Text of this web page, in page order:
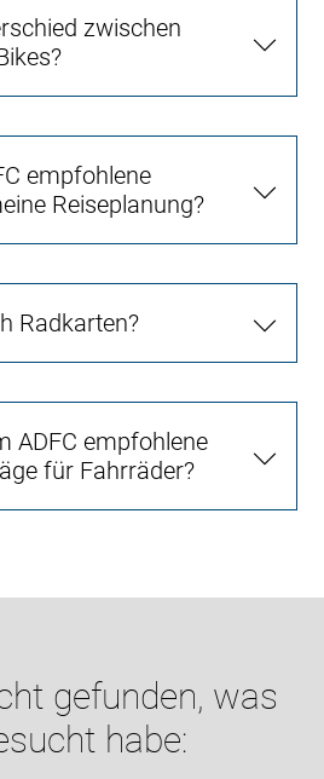
zwischen
empfohlene
Reiseplanung?
Radkarten?
ADFC empfohlene
für Fahrräder?
gefunden, was
habe: